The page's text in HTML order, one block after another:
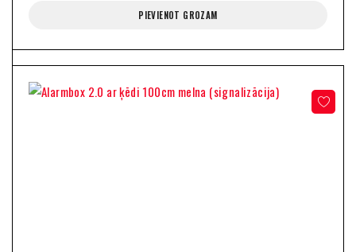
PIEVIENOT GROZAM